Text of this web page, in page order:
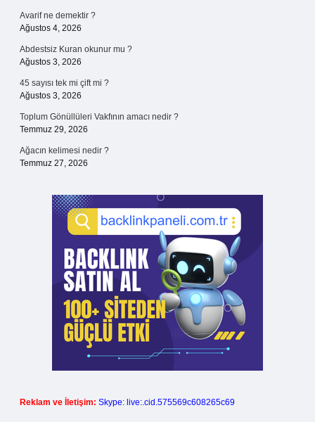
Avarif ne demektir ?
Ağustos 4, 2026
Abdestsiz Kuran okunur mu ?
Ağustos 3, 2026
45 sayısı tek mi çift mi ?
Ağustos 3, 2026
Toplum Gönüllüleri Vakfının amacı nedir ?
Temmuz 29, 2026
Ağacın kelimesi nedir ?
Temmuz 27, 2026
Reklam ve İletişim: Skype: live:.cid.575569c608265c69